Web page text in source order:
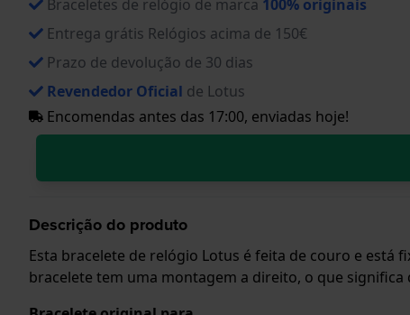
Braceletes de relógio de marca 100% originais
Entrega grátis Relógios acima de 150€
Prazo de devolução de 30 dias
Revendedor Oficial de Lotus
Encomendas antes das 17:00, enviadas hoje!
Descrição do produto
Esta bracelete de relógio Lotus é feita de couro e está
bracelete tem uma montagem a direito, o que